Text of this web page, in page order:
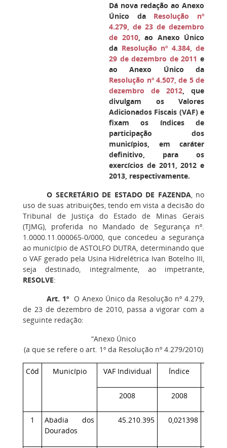
Dá nova redação ao Anexo
Único da Resolução nº
4.279, de 23 de dezembro
de 2010, ao Anexo Único
da Resolução nº 4.384, de
29 de dezembro de 2011 e
ao Anexo Único da
Resolução nº 4.507, de 5 de
dezembro de 2012, que
divulgam os Valores
Adicionados Fiscais (VAF) e
fixam os índices de
participação dos
municípios, em caráter
definitivo, para os
exercícios de 2011, 2012 e
2013, respectivamente.
O SECRETÁRIO DE ESTADO DE FAZENDA, no
uso de suas atribuições, tendo em vista a decisão do
Tribunal de Justiça do Estado de Minas Gerais
(TJMG), proferida no Mandado de Segurança nº.
1.0000.11.000065-0/000, que concedeu a segurança
ao município de ASTOLFO DUTRA, determinando que
o VAF gerado pela Usina Hidrelétrica Ivan Botelho III,
seja destinado, integralmente, ao impetrante,
RESOLVE:
Art. 1º O Anexo Único da Resolução nº 4.279,
de 23 de dezembro de 2010, passa a vigorar com a
seguinte redação:
“Anexo Único
(a que se refere o art. 1º da Resolução nº 4.279/2010)
Cód Município VAF Individual Índice
2008 2008
1
Abadia dos
Dourados
45.210.395 0,021398